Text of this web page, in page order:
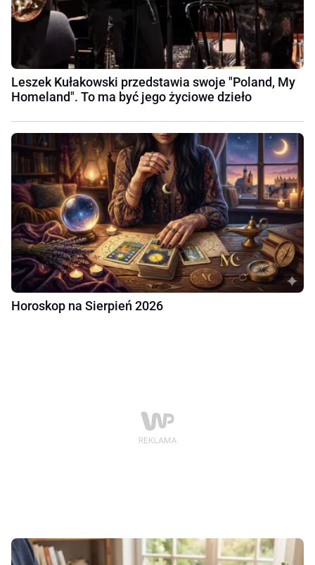
Leszek Kułakowski przedstawia swoje "Poland, My
Homeland". To ma być jego życiowe dzieło
Horoskop na Sierpień 2026